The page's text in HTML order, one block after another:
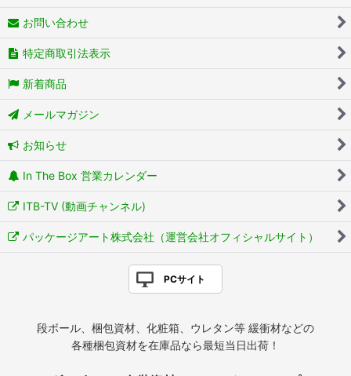
お問い合わせ
特定商取引法表示
新着商品
メールマガジン
お知らせ
In The Box 営業カレンダー
ITB-TV (動画チャンネル)
パッケージアート株式会社（運営会社オフィシャルサイト）
PCサイト
段ボール、梱包資材、化粧箱、ウレタン等 緩衝材などの
各種梱包資材を在庫品なら最短当日出荷！